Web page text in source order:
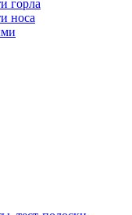
горла
носа